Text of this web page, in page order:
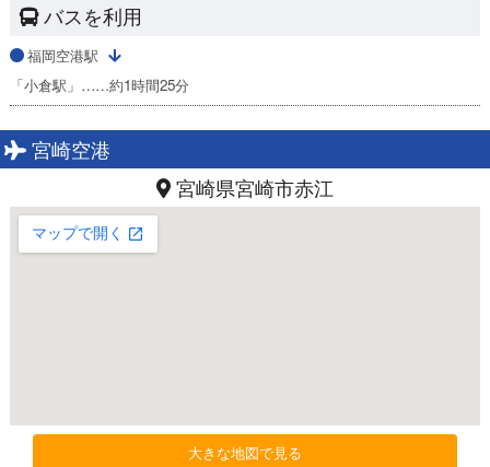
バスを利用
福岡空港駅
「小倉駅」……約1時間25分
宮崎空港
宮崎県宮崎市赤江
大きな地図で見る